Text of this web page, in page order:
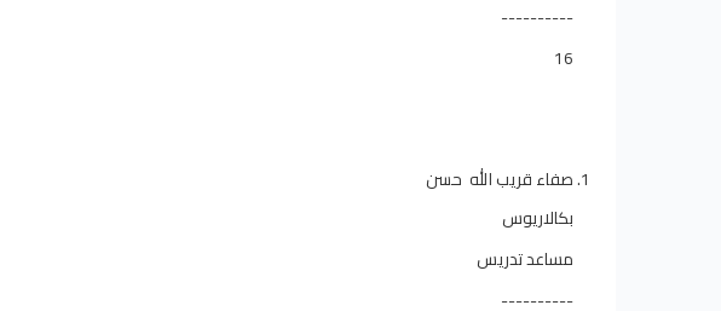
----------
16
صفاء قريب الله حسن
بكالاريوس
مساعد تدريس
----------